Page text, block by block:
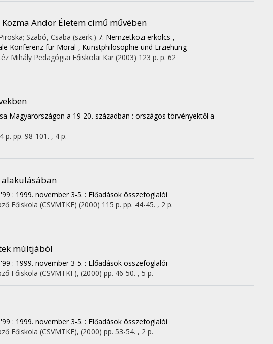
Andor Életem című művében
Szabó, Csaba (szerk.) 7. Nemzetközi erkölcs-,
Konferenz für Moral-, Kunstphilosophie und Erziehung
Mihály Pedagógiai Főiskolai Kar (2003) 123 p. p. 62
Magyarországon a 19-20. században : országos törvényektől a
p. pp. 98-101. , 4 p.
alakulásában
: 1999. november 3-5. : Előadások összefoglalói
Főiskola (CSVMTKF) (2000) 115 p. pp. 44-45. , 2 p.
múltjából
: 1999. november 3-5. : Előadások összefoglalói
Főiskola (CSVMTKF), (2000) pp. 46-50. , 5 p.
: 1999. november 3-5. : Előadások összefoglalói
Főiskola (CSVMTKF), (2000) pp. 53-54. , 2 p.